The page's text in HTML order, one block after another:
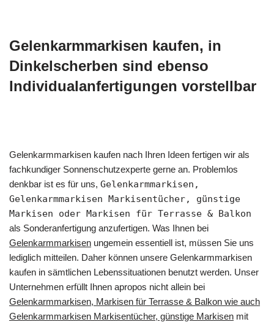
Gelenkarmmarkisen kaufen, in
Dinkelscherben sind ebenso
Individualanfertigungen vorstellbar
Gelenkarmmarkisen kaufen nach Ihren Ideen fertigen wir als
fachkundiger Sonnenschutzexperte gerne an. Problemlos
denkbar ist es für uns, Gelenkarmmarkisen,
Gelenkarmmarkisen Markisentücher, günstige
Markisen oder Markisen für Terrasse & Balkon
als Sonderanfertigung anzufertigen. Was Ihnen bei
Gelenkarmmarkisen ungemein essentiell ist, müssen Sie uns
lediglich mitteilen. Daher können unsere Gelenkarmmarkisen
kaufen in sämtlichen Lebenssituationen benutzt werden. Unser
Unternehmen erfüllt Ihnen apropos nicht allein bei
Gelenkarmmarkisen, Markisen für Terrasse & Balkon wie auch
Gelenkarmmarkisen Markisentücher, günstige Markisen mit